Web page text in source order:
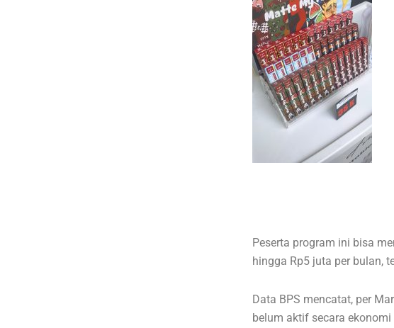
Peserta program ini bisa
hingga Rp5 juta per bulan,
Data BPS mencatat, per
belum aktif secara